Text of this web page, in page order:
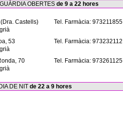
OBERTES de 9 a 22 hores
Castells)
Tel. Farmàcia: 973211855
53
Tel. Farmàcia: 973232112
70
Tel. Farmàcia: 973261125
DE NIT de 22 a 9 hores